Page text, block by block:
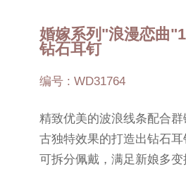
婚嫁系列"浪漫恋曲
钻石耳钉
编号 : WD31764
精致优美的波浪线条配合
古独特效果的打造出钻石
可拆分佩戴，满足新娘多变